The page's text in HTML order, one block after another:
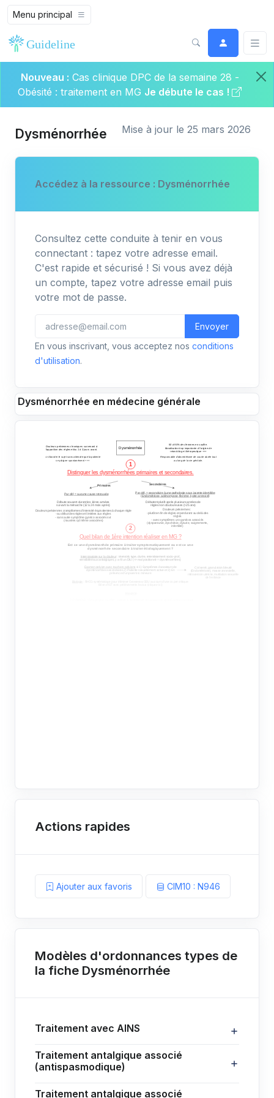
Menu principal
Nouveau : Cas clinique DPC de la semaine 28 -
Obésité : traitement en MG Je débute le cas !
Dysménorrhée Mise à jour le 25 mars 2026
Accédez à la ressource : Dysménorrhée
Consultez cette conduite à tenir en vous
connectant : tapez votre adresse email.
C'est rapide et sécurisé ! Si vous avez déjà
un compte, tapez votre adresse email puis
votre mot de passe.
Envoyer
En vous inscrivant, vous acceptez nos conditions
d'utilisation.
Dysménorrhée en médecine générale
Actions rapides
Ajouter aux favoris CIM10 : N946
Modèles d'ordonnances types de
la fiche Dysménorrhée
Traitement avec AINS
Traitement antalgique associé
(antispasmodique)
Traitement antalgique associé